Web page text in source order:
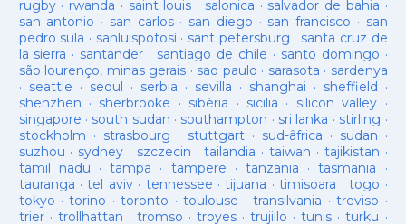
rugby· rwanda · saint louis · salonica · salvador de bahia ·
san antonio · san carlos· san diego · san francisco · san
pedro sula · sanluispotosí· sant petersburg · santa cruz de
la sierra · santander · santiago de chile · santo domingo ·
são lourenço, minas gerais · sao paulo · sarasota · sardenya
· seattle · seoul · serbia · sevilla · shanghai · sheffield ·
shenzhen · sherbrooke · sibèria · sicilia · silicon valley ·
singapore · south sudan · southampton · sri lanka · stirling ·
stockholm · strasbourg · stuttgart· sud-âfrica · sudan ·
suzhou · sydney · szczecin ·tailandia ·taiwan · tajikistan ·
tamil nadu ·tampa · tampere · tanzania ·tasmania ·
tauranga ·tel aviv· tennessee ·tijuana ·timisoara ·togo ·
tokyo ·torino ·toronto ·toulouse ·transilvania ·treviso ·
trier· trollhattan · tromso · troyes·trujillo ·tunis ·turku ·